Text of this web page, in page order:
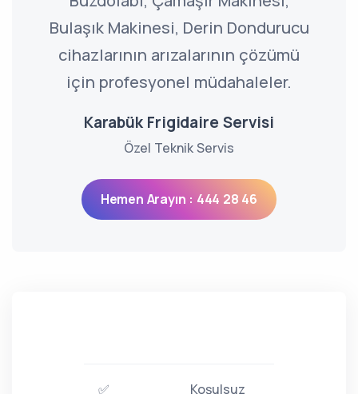
Bulaşık Makinesi, Derin Dondurucu
cihazlarının arızalarının çözümü
için profesyonel müdahaleler.
Karabük Frigidaire Servisi
Özel Teknik Servis
Hemen Arayın : 444 28 46
✅
Koşulsuz